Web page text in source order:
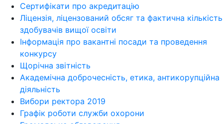
Сертифікати про акредитацію
Ліцензія, ліцензований обсяг та фактична кількість
здобувачів вищої освіти
Інформація про вакантні посади та проведення
конкурсу
Щорічна звітність
Академічна доброчесність, етика, антикорупційна
діяльність
Вибори ректора 2019
Графік роботи служби охорони